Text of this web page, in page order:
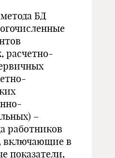
БД
расчетно-
–
работников
включающие в
показатели,